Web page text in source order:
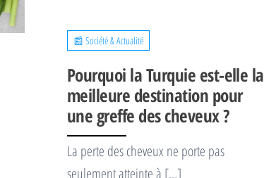
📰 Société & Actualité
Pourquoi la Turquie est-elle la
meilleure destination pour
une greffe des cheveux ?
La perte des cheveux ne porte pas
seulement atteinte à […]